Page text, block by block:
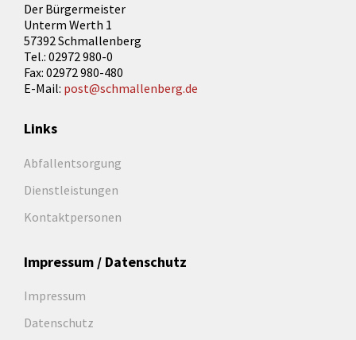
Der Bürgermeister
Unterm Werth 1
57392 Schmallenberg
Tel.: 02972 980-0
Fax: 02972 980-480
E-Mail: post@schmallenberg.de
Links
Abfallentsorgung
Dienstleistungen
Kontaktpersonen
Impressum / Datenschutz
Impressum
Datenschutz